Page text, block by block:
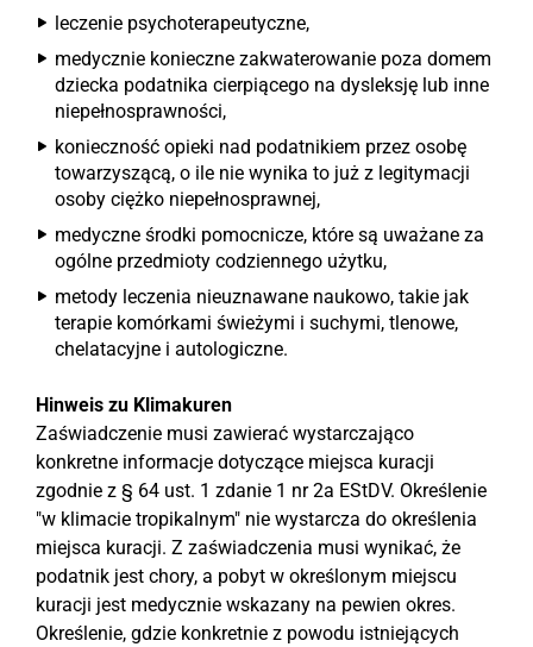
leczenie psychoterapeutyczne,
medycznie konieczne zakwaterowanie poza domem
dziecka podatnika cierpiącego na dysleksję lub inne
niepełnosprawności,
konieczność opieki nad podatnikiem przez osobę
towarzyszącą, o ile nie wynika to już z legitymacji
osoby ciężko niepełnosprawnej,
medyczne środki pomocnicze, które są uważane za
ogólne przedmioty codziennego użytku,
metody leczenia nieuznawane naukowo, takie jak
terapie komórkami świeżymi i suchymi, tlenowe,
chelatacyjne i autologiczne.
Hinweis zu Klimakuren
Zaświadczenie musi zawierać wystarczająco
konkretne informacje dotyczące miejsca kuracji
zgodnie z § 64 ust. 1 zdanie 1 nr 2a EStDV. Określenie
"w klimacie tropikalnym" nie wystarcza do określenia
miejsca kuracji. Z zaświadczenia musi wynikać, że
podatnik jest chory, a pobyt w określonym miejscu
kuracji jest medycznie wskazany na pewien okres.
Określenie, gdzie konkretnie z powodu istniejących